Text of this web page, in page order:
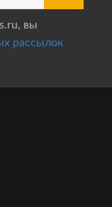
вы
рассылок